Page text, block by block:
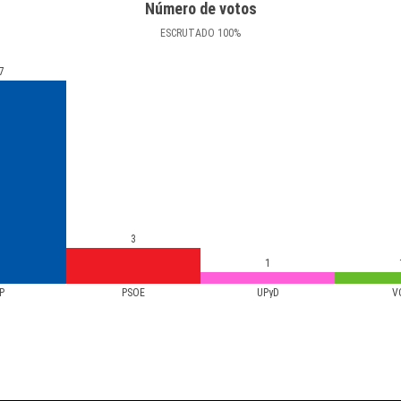
Número de votos
ESCRUTADO 100%
PSOE UPyD
3
1